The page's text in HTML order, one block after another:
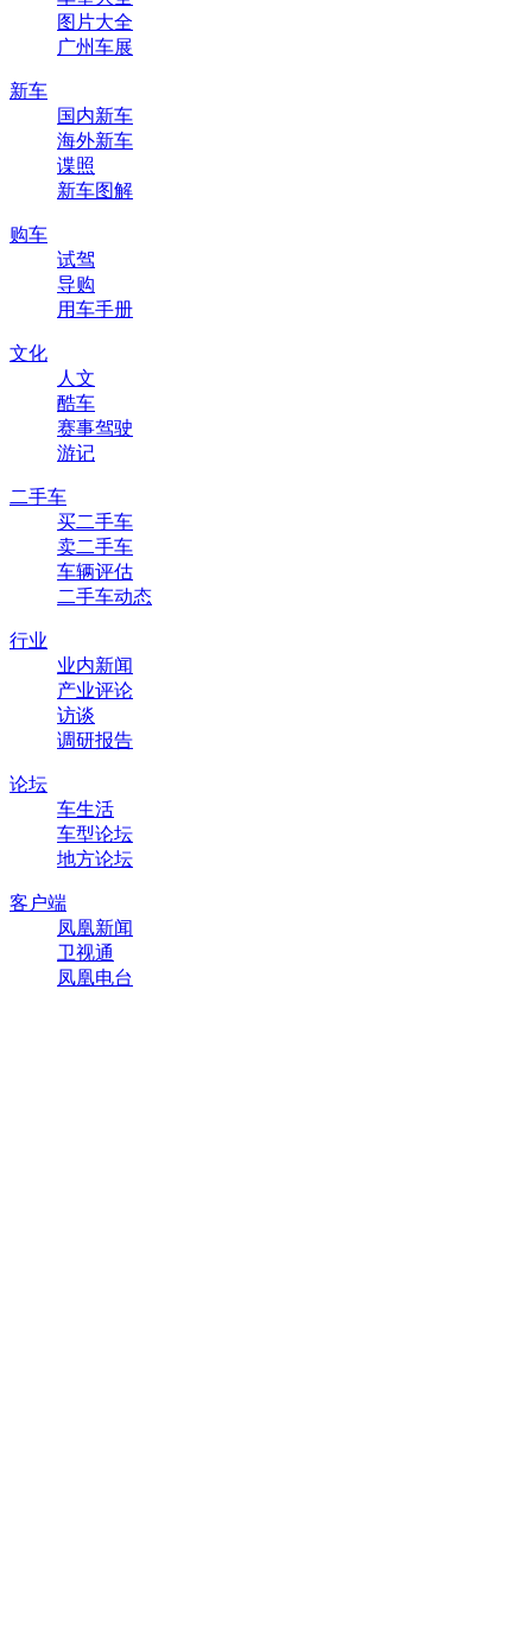
图片大全
广州车展
新车
国内新车
海外新车
谍照
新车图解
购车
试驾
导购
用车手册
文化
人文
酷车
赛事驾驶
游记
二手车
买二手车
卖二手车
车辆评估
二手车动态
行业
业内新闻
产业评论
访谈
调研报告
论坛
车生活
车型论坛
地方论坛
客户端
凤凰新闻
卫视通
凤凰电台